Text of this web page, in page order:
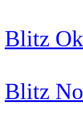
Blitz
Blitz